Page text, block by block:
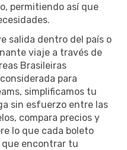
permitiendo así que
salida dentro del país o
viaje a través de
Brasileiras
para
simplificamos tu
sin esfuerzo entre las
compara precios y
lo que cada boleto
encontrar tu